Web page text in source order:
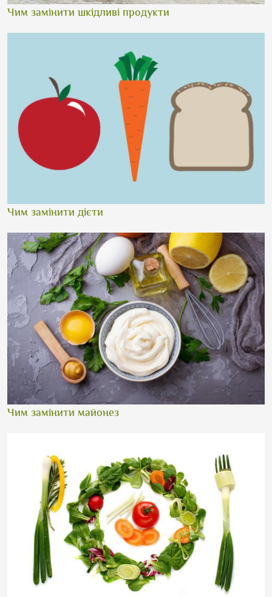
Чим замінити шкідливі продукти
Чим замінити дієти
Чим замінити майонез